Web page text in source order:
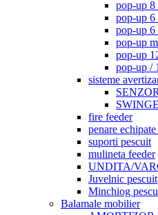
pop-up 8
pop-up 6
pop-up 6
pop-up
pop-up
pop-up /
sisteme
fire feeder
penare
suporti pescuit
mulineta feeder
UNDITA/
Juvelnic pescuit
Minchiog
Balamale mobilier